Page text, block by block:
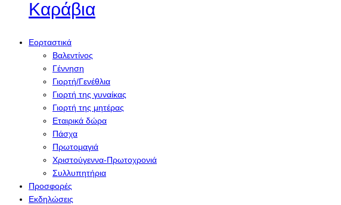
Καράβια
Εορταστικά
Βαλεντίνος
Γέννηση
Γιορτή/Γενέθλια
Γιορτή της γυναίκας
Γιορτή της μητέρας
Εταιρικά δώρα
Πάσχα
Πρωτομαγιά
Χριστούγεννα-Πρωτοχρονιά
Συλλυπητήρια
Προσφορές
Εκδηλώσεις